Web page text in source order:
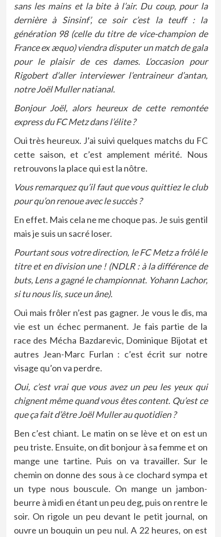
sans les mains et la bite à l’air. Du coup, pour la
dernière à Sinsinf’, ce soir c’est la teuff : la
génération 98 (celle du titre de vice-champion de
France ex æquo) viendra disputer un match de gala
pour le plaisir de ces dames. L’occasion pour
Rigobert d’aller interviewer l’entraineur d’antan,
notre Joël Muller natianal.
Bonjour Joël, alors heureux de cette remontée
express du FC Metz dans l’élite ?
Oui très heureux. J’ai suivi quelques matchs du FC
cette saison, et c’est amplement mérité. Nous
retrouvons la place qui est la nôtre.
Vous remarquez qu’il faut que vous quittiez le club
pour qu’on renoue avec le succès ?
En effet. Mais cela ne me choque pas. Je suis gentil
mais je suis un sacré loser.
Pourtant sous votre direction, le FC Metz a frôlé le
titre et en division une ! (NDLR : à la différence de
buts, Lens a gagné le championnat. Yohann Lachor,
si tu nous lis, suce un âne).
Oui mais frôler n’est pas gagner. Je vous le dis, ma
vie est un échec permanent. Je fais partie de la
race des Mécha Bazdarevic, Dominique Bijotat et
autres Jean-Marc Furlan : c’est écrit sur notre
visage qu’on va perdre.
Oui, c’est vrai que vous avez un peu les yeux qui
chignent même quand vous êtes content. Qu’est ce
que ça fait d’être Joël Muller au quotidien ?
Ben c’est chiant. Le matin on se lève et on est un
peu triste. Ensuite, on dit bonjour à sa femme et on
mange une tartine. Puis on va travailler. Sur le
chemin on donne des sous à ce clochard sympa et
un type nous bouscule. On mange un jambon-
beurre à midi en étant un peu deg, puis on rentre le
soir. On rigole un peu devant le petit journal, on
ouvre un bouquin un peu nul. A 22 heures, on est